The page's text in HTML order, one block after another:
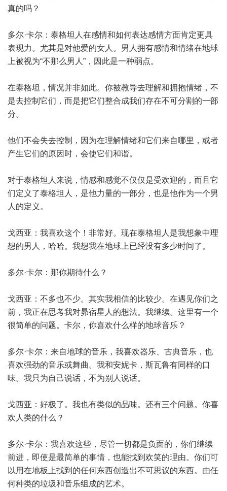
真的吗？
多尔·卡尔：泰格坦人在感情和如何表达感情方面肯定更具
表现力。尤其是对他爱的女人。男人拥有感情和情绪在地球
上被视为“不那么男人”，因此是一种弱点。
在泰格坦，情况并非如此。你被教导去理解和拥抱情绪，不
是去控制它们，而是把它们整合成我们存在不可分割的一部
分。
他们不会失去控制，因为在理解情绪和它们来自哪里，或者
产生它们的原因时，会使它们和谐。
对于泰格坦人来说，情感和感觉不仅仅是受欢迎的，而且它
们定义了泰格坦人，是他力量的一部分，也是他作为一个男
人的定义。
戈西亚：我喜欢这个！非常好。现在泰格坦人是我想象中理
想的男人，哈哈。我想我在地球上已经没有多少时间了。
多尔·卡尔：那你期待什么？
戈西亚：不多也不少。其实我相信的比较少。在遇见你们之
前，我正在思考我对昴宿星人的想法。我继续。这里有一个
很简单的问题。卡尔，你喜欢什么样的地球音乐？
多尔·卡尔：来自地球的音乐，我喜欢器乐、古典音乐，也
喜欢强劲的音乐或舞曲。我和安妮卡，斯瓦鲁有同样的口
味。我只为自己说话，不为别人说话。
戈西亚：好极了。我也有类似的品味。还有三个问题。你喜
欢人类的什么？
多尔·卡尔：我喜欢这些，尽管一切都是负面的，你们继续
前进，即使是最简单的事情，也能找到欢笑的理由。你们可
以用在地板上找到的任何东西创造出不可思议的东西。由任
何种类的垃圾和音乐组成的艺术。